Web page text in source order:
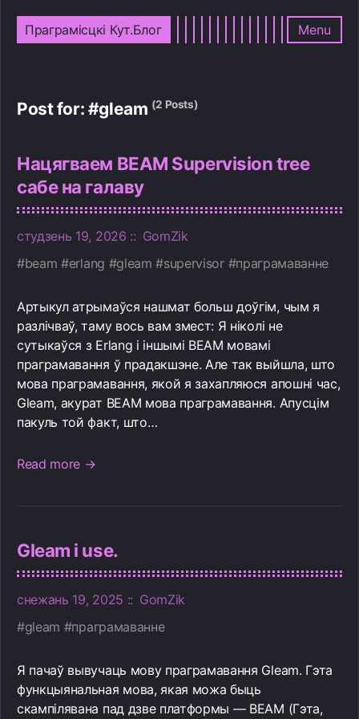
Праграмісцкі Кут.Блог Menu
Post for: #gleam (2 Posts)
Нацягваем BEAM Supervision tree
сабе на галаву
студзень 19, 2026
GomZik
beam
erlang gleam supervisor праграмаванне
Артыкул атрымаўся нашмат больш доўгім, чым я
разлічваў, таму вось вам змест: Я ніколі не
сутыкаўся з Erlang і іншымі BEAM мовамі
праграмавання ў прадакшэне. Але так выйшла, што
мова праграмавання, якой я захапляюся апошні час,
Gleam, акурат BEAM мова праграмавання. Апусцім
пакуль той факт, што…
Read more →
Gleam і use.
снежань 19, 2025
GomZik
gleam
праграмаванне
Я пачаў вывучаць мову праграмавання Gleam. Гэта
функцыянальная мова, якая можа быць
скампілявана пад дзве платформы — BEAM (Гэта,